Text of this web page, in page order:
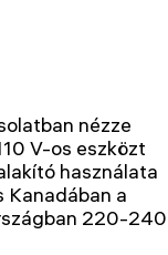
nézze
V-os eszközt
használata
Kanadában a
220-240